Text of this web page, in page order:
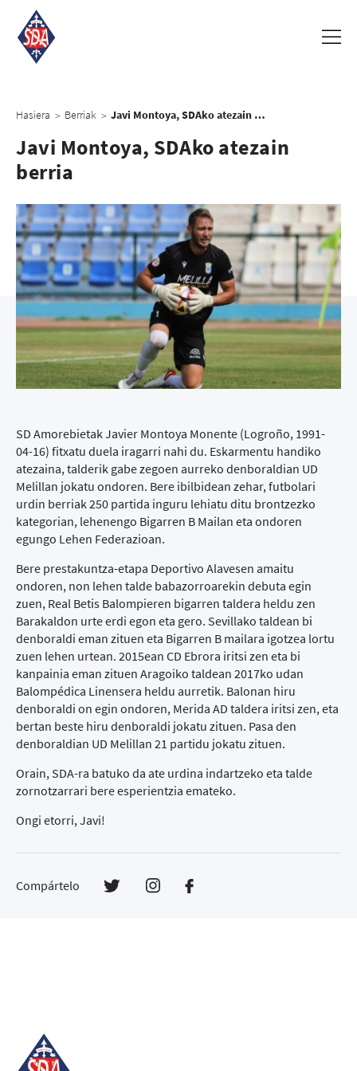
Hasiera > Berriak > Javi Montoya, SDAko atezain berria
Javi Montoya, SDAko atezain
berria
SD Amorebietak Javier Montoya Monente (Logroño, 1991-
04-16) fitxatu duela iragarri nahi du. Eskarmentu handiko
atezaina, talderik gabe zegoen aurreko denboraldian UD
Melillan jokatu ondoren. Bere ibilbidean zehar, futbolari
urdin berriak 250 partida inguru lehiatu ditu brontzezko
kategorian, lehenengo Bigarren B Mailan eta ondoren
egungo Lehen Federazioan.
Bere prestakuntza-etapa Deportivo Alavesen amaitu
ondoren, non lehen talde babazorroarekin debuta egin
zuen, Real Betis Balompieren bigarren taldera heldu zen
Barakaldon urte erdi egon eta gero. Sevillako taldean bi
denboraldi eman zituen eta Bigarren B mailara igotzea lortu
zuen lehen urtean. 2015ean CD Ebrora iritsi zen eta bi
kanpainia eman zituen Aragoiko taldean 2017ko udan
Balompédica Linensera heldu aurretik. Balonan hiru
denboraldi on egin ondoren, Merida AD taldera iritsi zen, eta
bertan beste hiru denboraldi jokatu zituen. Pasa den
denboraldian UD Melillan 21 partidu jokatu zituen.
Orain, SDA-ra batuko da ate urdina indartzeko eta talde
zornotzarrari bere esperientzia emateko.
Ongi etorri, Javi!
Compártelo